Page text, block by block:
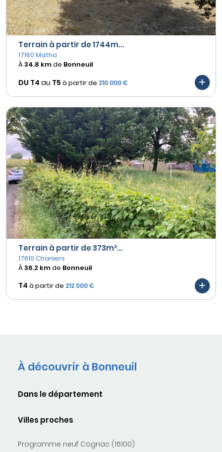
Terrain à partir de 1744m...
17160 Matha
À34.8 kmde Bonneuil
DU T4 au T5 à partir de 210 000 €
Terrain à partir de 373m²...
17610 Chaniers
À36.2 kmde Bonneuil
T4 à partir de 212 000 €
À découvrir à Bonneuil
Dans le département
Villes proches
Programme neuf Cognac (16100)